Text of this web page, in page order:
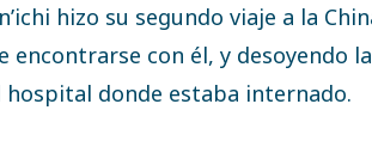
hizo su segundo viaje a la
encontrarse con él, y desoyendo
donde estaba internado.